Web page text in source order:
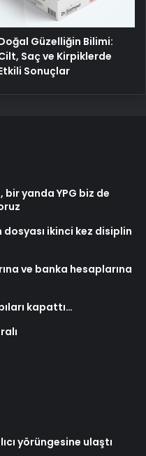
Güzelliğin Bilimi:
Saç ve Kirpiklerde
Sonuçlar
bir yanda YPG biz de
ikinci kez disiplin
ve banka hesaplarına
kapattı…
yörüngesine ulaştı